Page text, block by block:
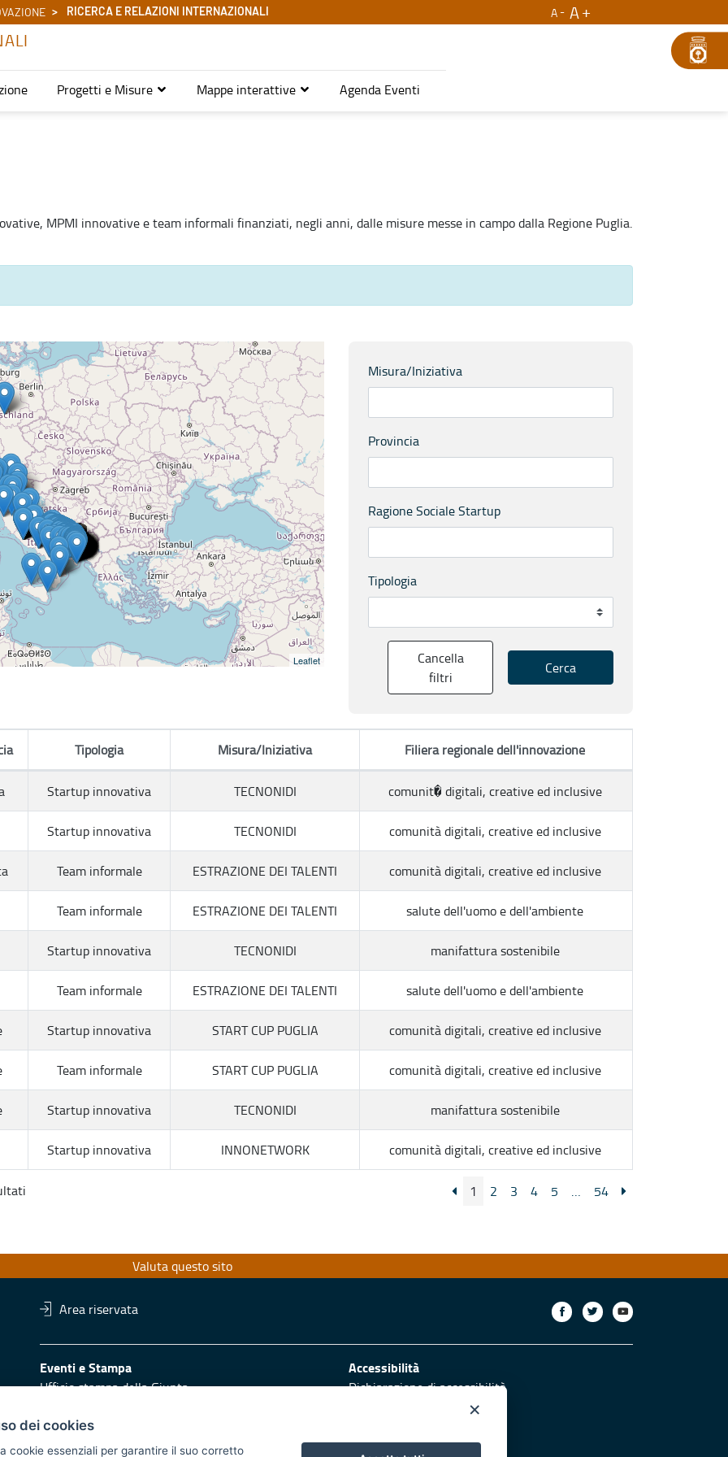
RICERCA E RELAZIONI INTERNAZIONALI A
A
Progetti e Misure Mappe interattive Agenda Eventi
MPMI innovative e team informali finanziati, negli anni, dalle misure messe in campo dalla Regione Puglia.
Leaflet
Misura/Iniziativa
Provincia
Ragione Sociale Startup
Tipologia
Cancella
filtri
Cerca
Tipologia Misura/Iniziativa Filiera regionale dell'innovazione
Startup innovativa TECNONIDI comunit� digitali, creative ed inclusive
Startup innovativa TECNONIDI comunità digitali, creative ed inclusive
Team informale ESTRAZIONE DEI TALENTI comunità digitali, creative ed inclusive
Team informale ESTRAZIONE DEI TALENTI salute dell'uomo e dell'ambiente
Startup innovativa TECNONIDI manifattura sostenibile
Team informale ESTRAZIONE DEI TALENTI salute dell'uomo e dell'ambiente
Startup innovativa START CUP PUGLIA comunità digitali, creative ed inclusive
Team informale START CUP PUGLIA comunità digitali, creative ed inclusive
Startup innovativa TECNONIDI manifattura sostenibile
Startup innovativa INNONETWORK comunità digitali, creative ed inclusive
1 2 3 4 5 … 54
Valuta questo sito
Area riservata
Eventi e Stampa
Ufficio stampa della Giunta
Logo e identità regionale
Accessibilità
Dichiarazione di accessibilità
Obiettivi di accessibilità
Redazione Protezione civile
×
dei cookies
cookie essenziali per garantire il suo corretto